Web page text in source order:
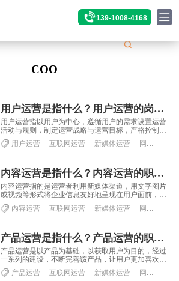
139-1008-4168
COO
用户运营是指什么？用户运营的岗位职责、工作内容及能力要求
用户运营指以用户为中心，遵循用户的需求设置运营
活动与规则，制定运营战略与运营目标，严格控制实
施过程与结果，以达到预期所设置的运营目标与任
务。...用户运营 互联网运营 新媒体运营 网络运营
内容运营是指什么？内容运营的职能、工作内容及能力要求
内容运营指的是运营者利用新媒体渠道，用文字图片
或视频等形式将企业信息友好地呈现在用户面前，并
激发用户参与，分享、传播的完整运营过程。内容运
营......内容运营 互联网运营 新媒体运营 网络运营
产品运营是指什么？产品运营的职能、工作内容及能力要求
产品运营是以产品为基础，以获取用户为目的，经过
一系列的建设，不断完善该产品，让用户更加喜欢，
让它对用户更加有粘性，让它对用户更加有价值和有
用......产品运营 互联网运营 新媒体运营 网络运营